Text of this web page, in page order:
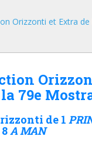
Orizzonti et Extra de
79e
de 1
A MAN